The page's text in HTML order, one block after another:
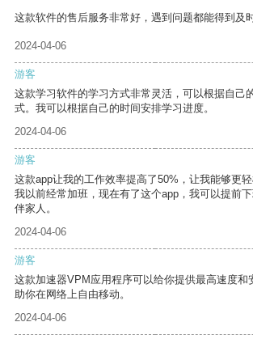
这款软件的售后服务非常好，遇到问题都能得到及
2024-04-06
游客
这款学习软件的学习方式非常灵活，可以根据自己
式。我可以根据自己的时间安排学习进度。
2024-04-06
游客
这款app让我的工作效率提高了50%，让我能够更轻
我以前经常加班，现在有了这个app，我可以提前
伴家人。
2024-04-06
游客
这款加速器VPM应用程序可以给你提供最高速度和
助你在网络上自由移动。
2024-04-06